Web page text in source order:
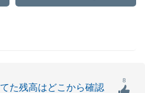
た残高はどこから確認
8